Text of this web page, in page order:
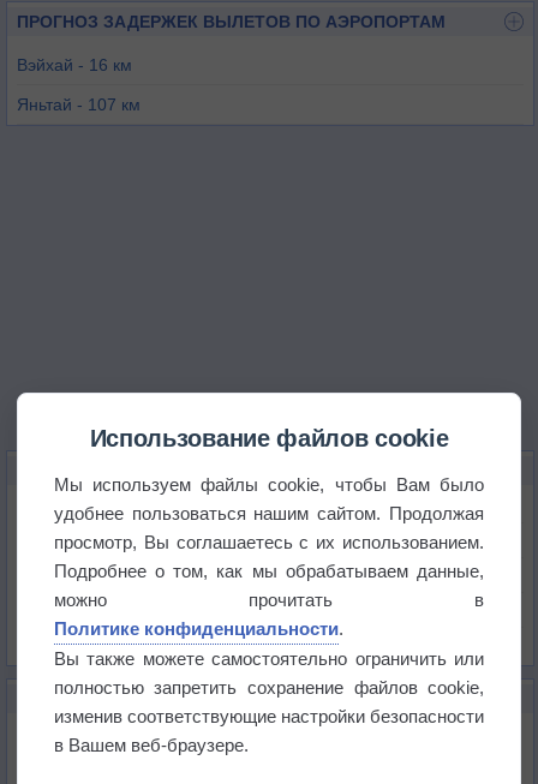
ПРОГНОЗ ЗАДЕРЖЕК ВЫЛЕТОВ ПО АЭРОПОРТАМ
Вэйхай - 16 км
Яньтай - 107 км
Температура
Давление
Осадки
Облачность
Список всех карт
НОВОЕ О ПОГОДЕ
Космическая погода влияет на транспорт
Использование файлов cookie
Мы используем файлы cookie, чтобы Вам было
удобнее пользоваться нашим сайтом. Продолжая
просмотр, Вы соглашаетесь с их использованием.
Подробнее о том, как мы обрабатываем данные,
можно прочитать в
Политике конфиденциальности.
Вы также можете самостоятельно ограничить или
полностью запретить сохранение файлов cookie,
изменив соответствующие настройки безопасности
в Вашем веб-браузере.